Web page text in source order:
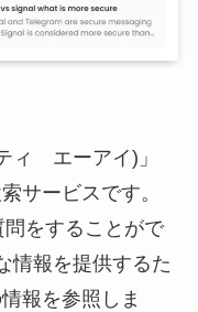
ィ エーアイ)」
サービスです。
をすることがで
情報を提供するた
報を参照しま